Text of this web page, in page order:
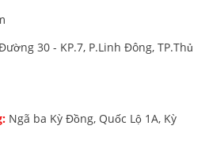
30 - KP.7, P.Linh Đông, TP.Thủ
Ngã ba Kỳ Đồng, Quốc Lộ 1A, Kỳ